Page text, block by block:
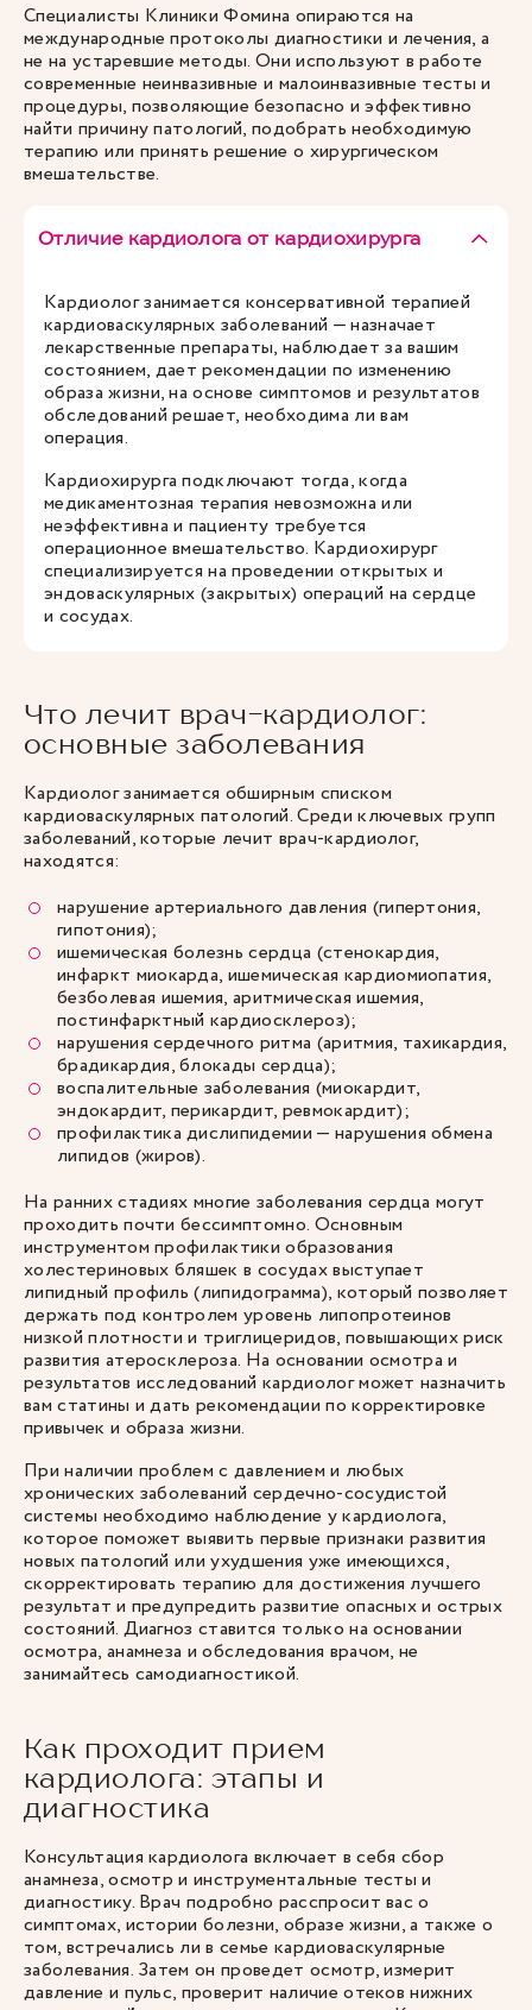
Специалисты Клиники Фомина опираются на
международные протоколы диагностики и лечения, а
не на устаревшие методы. Они используют в работе
современные неинвазивные и малоинвазивные тесты и
процедуры, позволяющие безопасно и эффективно
найти причину патологий, подобрать необходимую
терапию или принять решение о хирургическом
вмешательстве.
Отличие кардиолога от кардиохирурга
Кардиолог занимается консервативной терапией
кардиоваскулярных заболеваний — назначает
лекарственные препараты, наблюдает за вашим
состоянием, дает рекомендации по изменению
образа жизни, на основе симптомов и результатов
обследований решает, необходима ли вам
операция.
Кардиохирурга подключают тогда, когда
медикаментозная терапия невозможна или
неэффективна и пациенту требуется
операционное вмешательство. Кардиохирург
специализируется на проведении открытых и
эндоваскулярных (закрытых) операций на сердце
и сосудах.
Что лечит врач-кардиолог:
основные заболевания
Кардиолог занимается обширным списком
кардиоваскулярных патологий. Среди ключевых групп
заболеваний, которые лечит врач-кардиолог,
находятся:
нарушение артериального давления (гипертония,
гипотония);
ишемическая болезнь сердца (стенокардия,
инфаркт миокарда, ишемическая кардиомиопатия,
безболевая ишемия, аритмическая ишемия,
постинфарктный кардиосклероз);
нарушения сердечного ритма (аритмия, тахикардия,
брадикардия, блокады сердца);
воспалительные заболевания (миокардит,
эндокардит, перикардит, ревмокардит);
профилактика дислипидемии — нарушения обмена
липидов (жиров).
На ранних стадиях многие заболевания сердца могут
проходить почти бессимптомно. Основным
инструментом профилактики образования
холестериновых бляшек в сосудах выступает
липидный профиль (липидограмма), который позволяет
держать под контролем уровень липопротеинов
низкой плотности и триглицеридов, повышающих риск
развития атеросклероза. На основании осмотра и
результатов исследований кардиолог может назначить
вам статины и дать рекомендации по корректировке
привычек и образа жизни.
При наличии проблем с давлением и любых
хронических заболеваний сердечно-сосудистой
системы необходимо наблюдение у кардиолога,
которое поможет выявить первые признаки развития
новых патологий или ухудшения уже имеющихся,
скорректировать терапию для достижения лучшего
результат и предупредить развитие опасных и острых
состояний. Диагноз ставится только на основании
осмотра, анамнеза и обследования врачом, не
занимайтесь самодиагностикой.
Как проходит прием
кардиолога: этапы и
диагностика
Консультация кардиолога включает в себя сбор
анамнеза, осмотр и инструментальные тесты и
диагностику. Врач подробно расспросит вас о
симптомах, истории болезни, образе жизни, а также о
том, встречались ли в семье кардиоваскулярные
заболевания. Затем он проведет осмотр, измерит
давление и пульс, проверит наличие отеков нижних